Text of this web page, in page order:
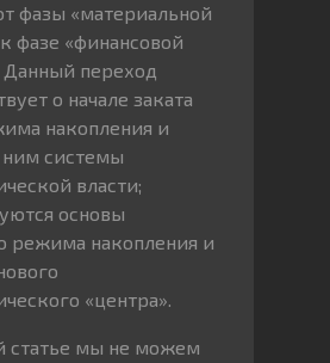
фазы «материальной
фазе «финансовой
Данный переход
о начале заката
накопления и
ним системы
власти;
основы
режима накопления и
«центра».
статье мы не можем